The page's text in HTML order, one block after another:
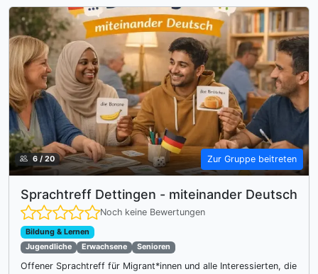
6 / 20 Zur Gruppe beitreten
Sprachtreff Dettingen - miteinander Deutsch
Noch keine Bewertungen
Bildung & Lernen
Jugendliche
Erwachsene Senioren
Offener Sprachtreff für Migrant*innen und alle Interessierten, die